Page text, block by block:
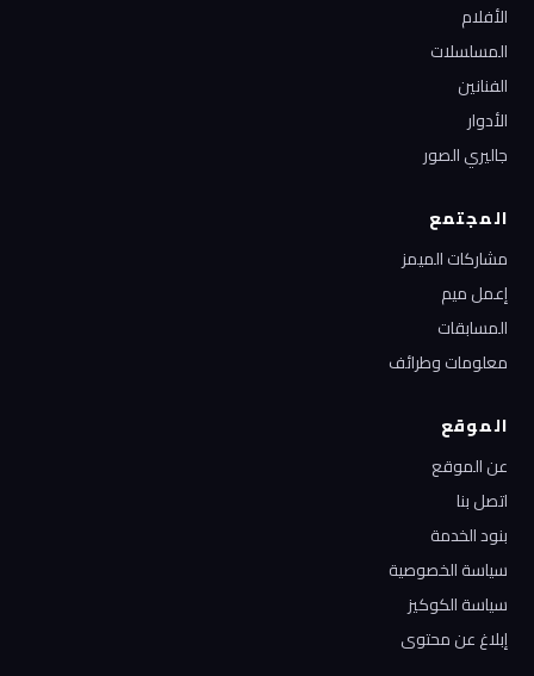
الأفلام
المسلسلات
الفنانين
الأدوار
جاليري الصور
المجتمع
مشاركات الميمز
إعمل ميم
المسابقات
معلومات وطرائف
الموقع
عن الموقع
اتصل بنا
بنود الخدمة
سياسة الخصوصية
سياسة الكوكيز
إبلاغ عن محتوى